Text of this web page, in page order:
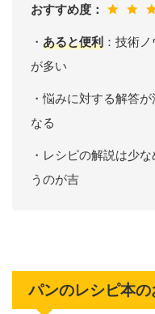
おすすめ度：
・ あると便利 ：技術
が多い
・悩みに対する解答
なる
・レシピの解説は少
うのが吉
パンのレシピ本